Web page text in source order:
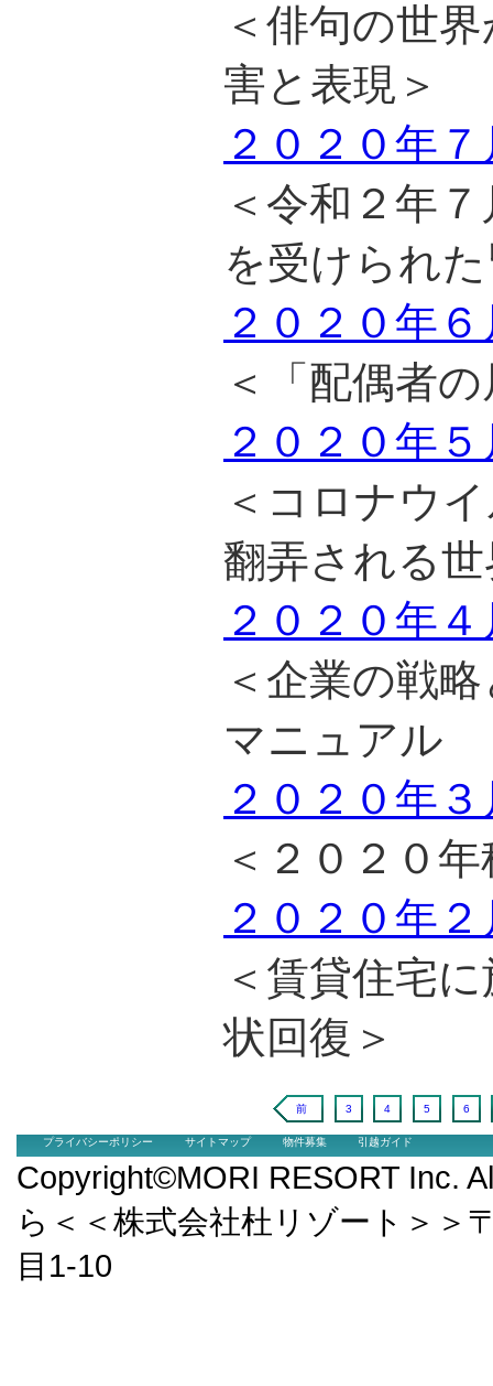
＜俳句の世
害と表現＞
２０２０年
＜令和２年
を受けられ
２０２０年
＜「配偶者
２０２０年
＜コロナウ
翻弄される
２０２０年
＜企業の戦
マニュアル
２０２０年
＜２０２０
２０２０年
＜賃貸住宅
状回復＞
前 3 4 5 6
プライバシーポリシー サイトマップ 物件募集 引越ガイド
Copyright©MORI RESORT Inc.
ら＜＜株式会社杜リゾート＞＞
目1-10